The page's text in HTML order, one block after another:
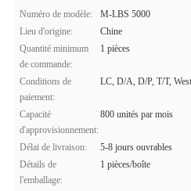
Numéro de modèle:
M-LBS 5000
Lieu d'origine:
Chine
Quantité minimum
de commande:
1 pièces
Conditions de
paiement:
LC, D/A, D/P, T/T,
Capacité
d'approvisionnement:
800 unités par mois
Délai de livraison:
5-8 jours ouvrables
Détails de
l'emballage:
1 pièces/boîte